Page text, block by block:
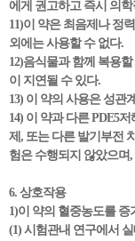
에게 권고하고 즉시 의
11)이 약은 최음제나 정
외에는 사용할 수 없다.
12)음식물과 함께 복용
이 지연될 수 있다.
13) 이 약의 사용은 성관
14) 이 약과 다른 PDE5
제, 또는 다른 발기부전
험은 수행되지 않았으며
6. 상호작용
1)이 약의 혈중농도를 증
(1) 시험관내 연구에서